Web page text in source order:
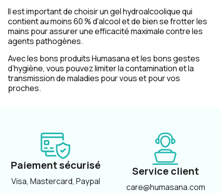
Il est important de choisir un gel hydroalcoolique qui
contient au moins 60 % d'alcool et de bien se frotter les
mains pour assurer une efficacité maximale contre les
agents pathogènes.
Avec les bons produits Humasana et les bons gestes
d’hygiène, vous pouvez limiter la contamination et la
transmission de maladies pour vous et pour vos
proches.
Paiement sécurisé
Visa, Mastercard, Paypal
Service client
care@humasana.com